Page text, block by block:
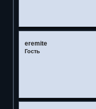
eremite
Гость